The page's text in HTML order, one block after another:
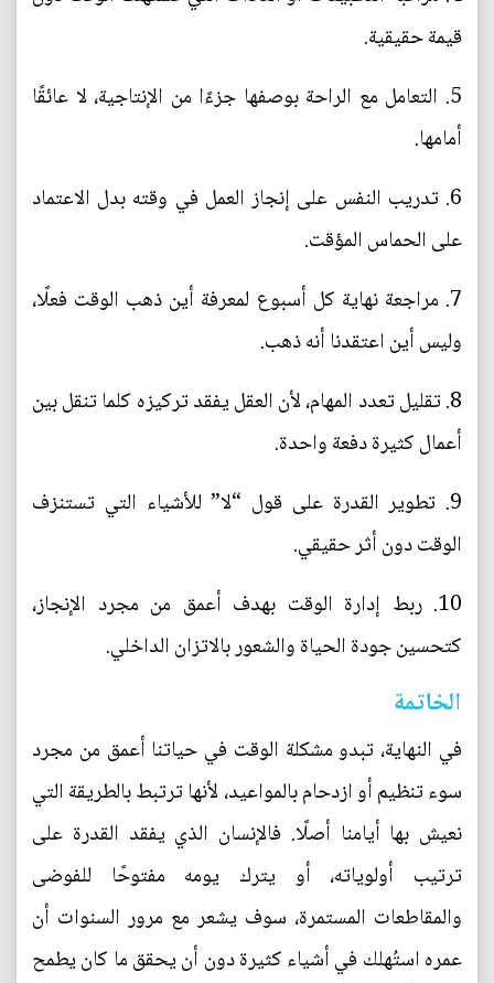
قيمة حقيقية.
5. التعامل مع الراحة بوصفها جزءًا من الإنتاجية، لا عائقًا
أمامها.
6. تدريب النفس على إنجاز العمل في وقته بدل الاعتماد
على الحماس المؤقت.
7. مراجعة نهاية كل أسبوع لمعرفة أين ذهب الوقت فعلًا،
وليس أين اعتقدنا أنه ذهب.
8. تقليل تعدد المهام، لأن العقل يفقد تركيزه كلما تنقل بين
أعمال كثيرة دفعة واحدة.
9. تطوير القدرة على قول “لا” للأشياء التي تستنزف
الوقت دون أثر حقيقي.
10. ربط إدارة الوقت بهدف أعمق من مجرد الإنجاز،
كتحسين جودة الحياة والشعور بالاتزان الداخلي.
الخاتمة
في النهاية، تبدو مشكلة الوقت في حياتنا أعمق من مجرد
سوء تنظيم أو ازدحام بالمواعيد، لأنها ترتبط بالطريقة التي
نعيش بها أيامنا أصلًا. فالإنسان الذي يفقد القدرة على
ترتيب أولوياته، أو يترك يومه مفتوحًا للفوضى
والمقاطعات المستمرة، سوف يشعر مع مرور السنوات أن
عمره استُهلك في أشياء كثيرة دون أن يحقق ما كان يطمح